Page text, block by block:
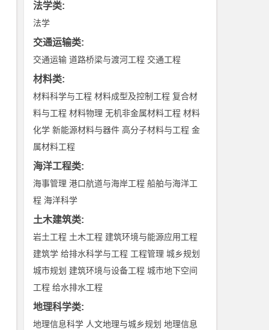
法学类:
法学
交通运输类:
交通运输 道路桥梁与渡河工程 交通工程
材料类:
材料科学与工程 材料成型及控制工程 复合材
料与工程 材料物理 无机非金属材料工程 材料
化学 新能源材料与器件 高分子材料与工程 金
属材料工程
海洋工程类:
海事管理 港口航道与海岸工程 船舶与海洋工
程 海洋科学
土木建筑类:
岩土工程 土木工程 建筑环境与能源应用工程
建筑学 给排水科学与工程 工程管理 城乡规划
城市规划 建筑环境与设备工程 城市地下空间
工程 给水排水工程
地理科学类:
地理信息科学 人文地理与城乡规划 地理信息